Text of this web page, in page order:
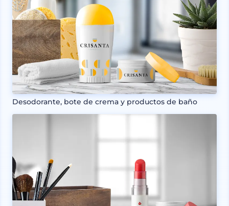
Desodorante, bote de crema y productos de baño